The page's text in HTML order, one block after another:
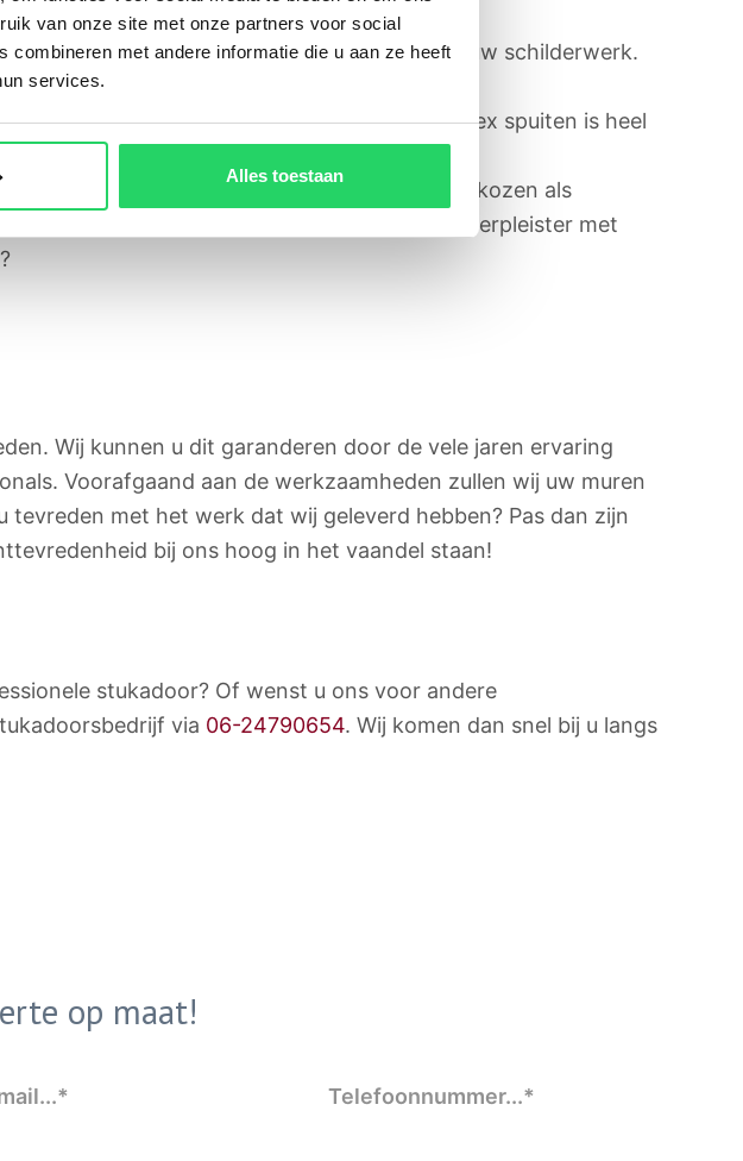
van onze site met onze partners voor social
met andere informatie die u aan ze heeft
services.
Alles toestaan
dus niet enkel het stucwerk, maar ook al uw schilderwerk.
Airless spuitmachine. Deze manier van latex spuiten is heel
uw muren of plafond.
aanbrengen. Sierpleister wordt veelal gekozen als
varianten waaruit u kunt kiezen. Denk aan sierpleister met
Wij kunnen u dit garanderen door de vele jaren ervaring
Voorafgaand aan de werkzaamheden zullen wij uw muren
met het werk dat wij geleverd hebben? Pas dan zijn
bij ons hoog in het vaandel staan!
stukadoor? Of wenst u ons voor andere
via 06-24790654. Wij komen dan snel bij u langs
op maat!